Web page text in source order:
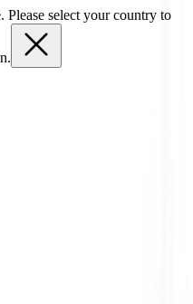
Please select your country to